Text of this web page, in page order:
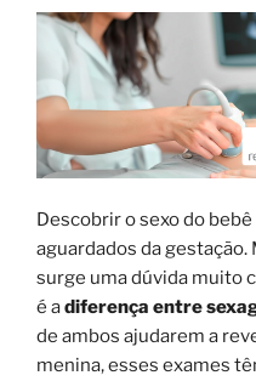
Descobrir o sexo do
aguardados da gestação.
surge uma dúvida muito
é adiferença entre
de ambos ajudarem a
menina, esses exames